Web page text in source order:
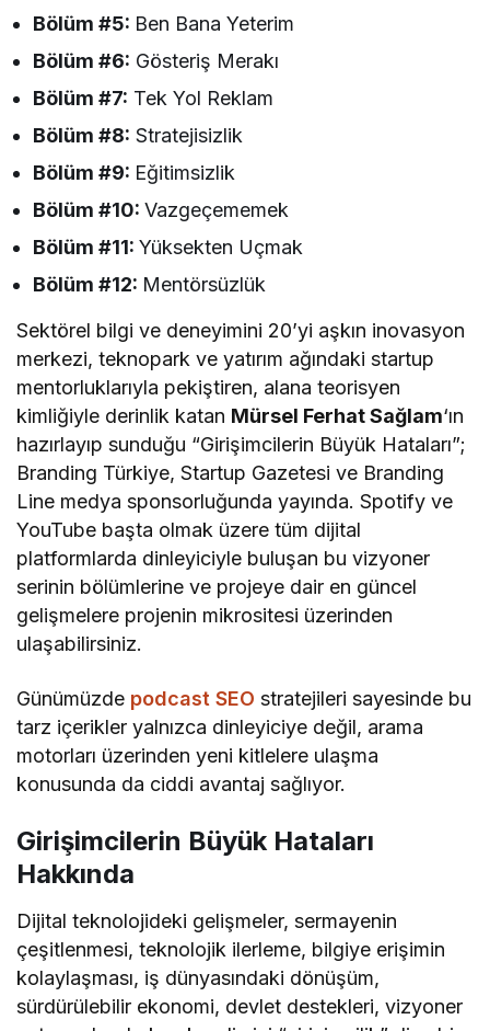
Bölüm #5: Ben Bana Yeterim
Bölüm #6: Gösteriş Merakı
Bölüm #7: Tek Yol Reklam
Bölüm #8: Stratejisizlik
Bölüm #9: Eğitimsizlik
Bölüm #10:Vazgeçememek
Bölüm #11:Yüksekten Uçmak
Bölüm #12: Mentörsüzlük
Sektörel bilgi ve deneyimini 20’yi aşkın inovasyon
merkezi, teknopark ve yatırım ağındaki startup
mentorluklarıyla pekiştiren, alana teorisyen
kimliğiyle derinlik katan Mürsel Ferhat Sağlam‘ın
hazırlayıp sunduğu “Girişimcilerin Büyük Hataları”;
Branding Türkiye, Startup Gazetesi ve Branding
Line medya sponsorluğunda yayında. Spotify ve
YouTube başta olmak üzere tüm dijital
platformlarda dinleyiciyle buluşan bu vizyoner
serinin bölümlerine ve projeye dair en güncel
gelişmelere projenin mikrositesi üzerinden
ulaşabilirsiniz.
Günümüzde podcast SEO stratejileri sayesinde bu
tarz içerikler yalnızca dinleyiciye değil, arama
motorları üzerinden yeni kitlelere ulaşma
konusunda da ciddi avantaj sağlıyor.
Girişimcilerin Büyük Hataları
Hakkında
Dijital teknolojideki gelişmeler, sermayenin
çeşitlenmesi, teknolojik ilerleme, bilgiye erişimin
kolaylaşması, iş dünyasındaki dönüşüm,
sürdürülebilir ekonomi, devlet destekleri, vizyoner